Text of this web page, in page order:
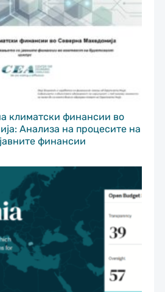
климатски финансии во
Анализа на процесите на
финансии